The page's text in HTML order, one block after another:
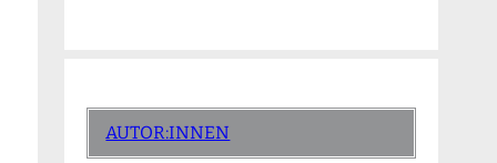
AUTOR:INNEN